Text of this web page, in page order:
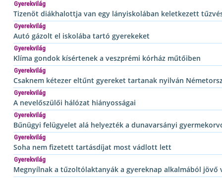
Gyerekvilág
Tizenöt diákhalottja van egy lányiskolában keletkezett
Gyerekvilág
Autó gázolt el iskolába tartó gyerekeket
Gyerekvilág
Klíma gondok kísértenek a veszprémi kórház műtőiben
Gyerekvilág
Csaknem kétezer eltűnt gyereket tartanak nyilván
Gyerekvilág
A nevelőszülői hálózat hiányosságai
Gyerekvilág
Bűnügyi felügyelet alá helyezték a dunavarsányi
Gyerekvilág
Soha nem fizetett tartásdíjat most vádlott lett
Gyerekvilág
Megnyílnak a tűzoltólaktanyák a gyereknap alkalmából jövő